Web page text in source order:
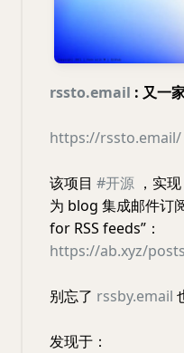
rssto.email : 又一
https://rssto.email/
该项目 #开源 ，实现
为 blog 集成邮件订
for RSS feeds”：
https://ab.xyz/
别忘了 rssby.email
发现于：